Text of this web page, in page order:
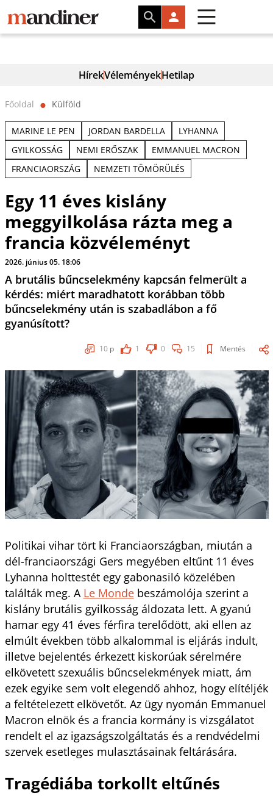
HírekVéleményekHetilap
Főoldal ⬤ Külföld
MARINE LE PEN JORDAN BARDELLA
LYHANNA
GYILKOSSÁG
NEMI ERŐSZAK
EMMANUEL MACRON
FRANCIAORSZÁG
NEMZETI TÖMÖRÜLÉS
Egy 11 éves kislány
meggyilkolása rázta meg a
francia közvéleményt
2026. június 05. 18:06
A brutális bűncselekmény kapcsán felmerült a
kérdés: miért maradhatott korábban több
bűncselekmény után is szabadlábon a fő
gyanúsított?
10 p 1 0 15 Mentés
Politikai vihar tört ki Franciaországban, miután a
dél-franciaországi Gers megyében eltűnt 11 éves
Lyhanna holttestét egy gabonasiló közelében
találták meg. A Le Mondebeszámolója szerint a
kislány brutális gyilkosság áldozata lett. A gyanú
hamar egy 41 éves férfira terelődött, aki ellen az
elmúlt években több alkalommal is eljárás indult,
illetve bejelentés érkezett kiskorúak sérelmére
elkövetett szexuális bűncselekmények miatt, ám
ezek egyike sem volt elegendő ahhoz, hogy elítéljék
a feltételezett elkövetőt. Az ügy nyomán Emmanuel
Macron elnök és a francia kormány is vizsgálatot
rendelt el az igazságszolgáltatás és a rendvédelmi
szervek esetleges mulasztásainak feltárására.
Tragédiába torkollt eltűnés